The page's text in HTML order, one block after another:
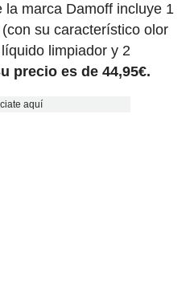
marca Damoff incluye 1
su característico olor
limpiador y 2
precio es de 44,95€.
aquí